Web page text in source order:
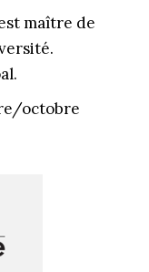
maître de
octobre